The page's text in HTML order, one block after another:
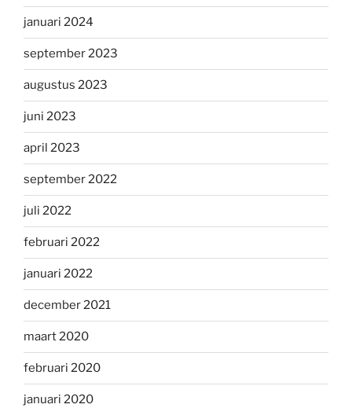
januari 2024
september 2023
augustus 2023
juni 2023
april 2023
september 2022
juli 2022
februari 2022
januari 2022
december 2021
maart 2020
februari 2020
januari 2020